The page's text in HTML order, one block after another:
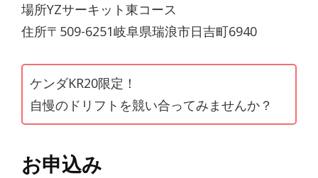
場所YZサーキット東コース
住所〒509-6251岐阜県瑞浪市日吉町6940
ケンダKR20限定！
自慢のドリフトを競い合ってみませんか？
お申込み